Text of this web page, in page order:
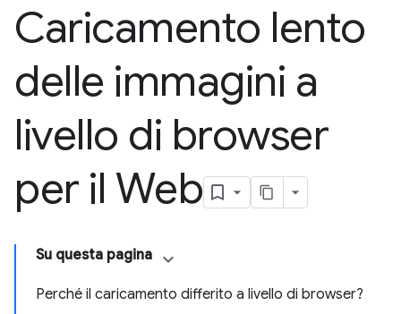
Caricamento lento
delle immagini a
livello di browser
per il Web
Su questa pagina
Perché il caricamento differito a livello di browser?